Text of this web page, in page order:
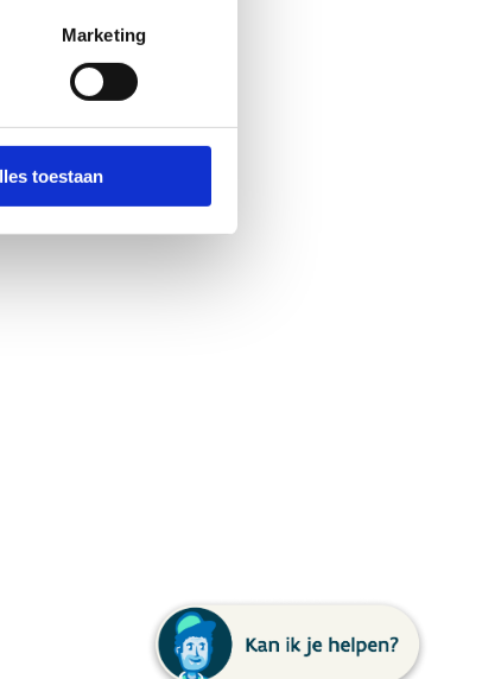
Marketing
toestaan